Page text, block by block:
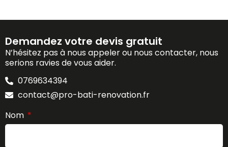
Demandez votre devis gratuit
N’hésitez pas à nous appeler ou nous contacter, nous
serions ravies de vous aider.
0769634394
contact@pro-bati-renovation.fr
Nom